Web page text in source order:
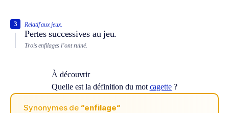
Relatif aux jeux.
Pertes successives au jeu.
3
Trois enfilages l’ont ruiné.
À découvrir
Quelle est la définition du mot cagette ?
Synonymes de “enfilage“